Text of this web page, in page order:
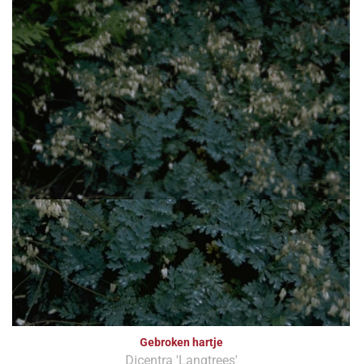
Gebroken hartje
Dicentra 'Langtrees'